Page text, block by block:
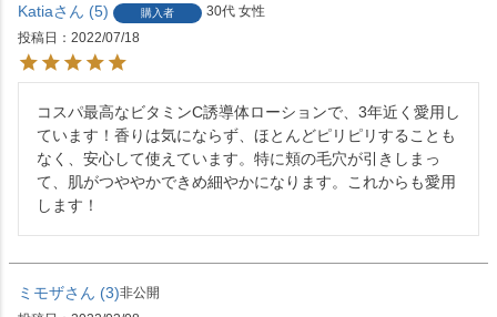
Katia 5 購入者 30代 女性
投稿日
2022/07/18
コスパ最高なビタミンC誘導体ローションで、3年近く愛用し
ています！香りは気にならず、ほとんどピリピリすることも
なく、安心して使えています。特に頬の毛穴が引きしまっ
て、肌がつややかできめ細やかになります。これからも愛用
します！
ミモザ 3 非公開